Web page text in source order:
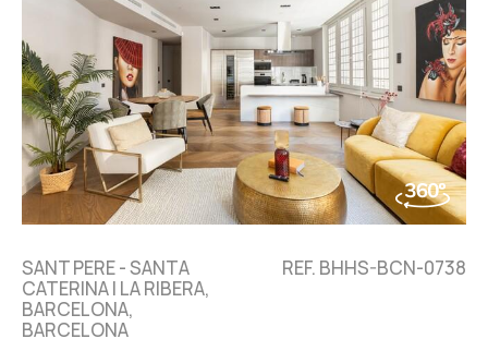
SANT PERE - SANTA
CATERINA I LA RIBERA,
BARCELONA,
BARCELONA
REF. BHHS-BCN-0738